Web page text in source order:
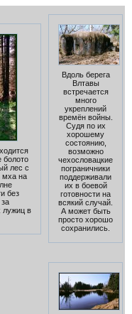
болото
лес с
мха на
без
лужиц в
Вдоль берега
Влтавы
встречается
много
укреплений
времён войны.
Судя по их
хорошему
состоянию,
возможно
чехословацкие
пограничники
поддерживали
их в боевой
готовности на
всякий случай.
А может быть
просто хорошо
сохранились.